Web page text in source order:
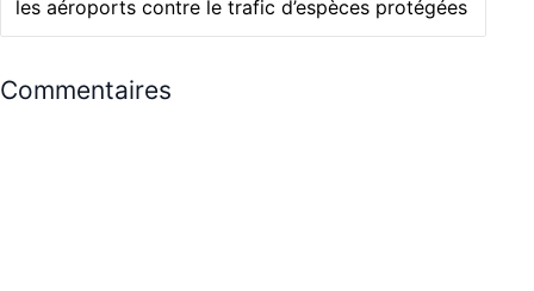
les aéroports contre le trafic d’espèces protégées
Commentaires